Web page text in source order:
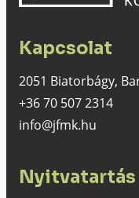
Kapcsolat
2051 Biatorbágy,
+36 70 507 2314
info@jfmk.hu
Nyitvatartás